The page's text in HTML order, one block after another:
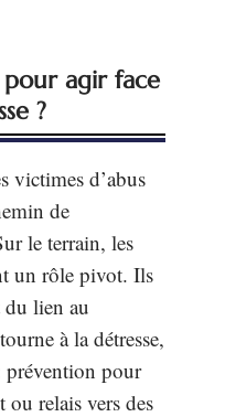
agir face
?
victimes d’abus
de
le terrain, les
un rôle pivot. Ils
du lien au
à la détresse,
prévention pour
ou relais vers des